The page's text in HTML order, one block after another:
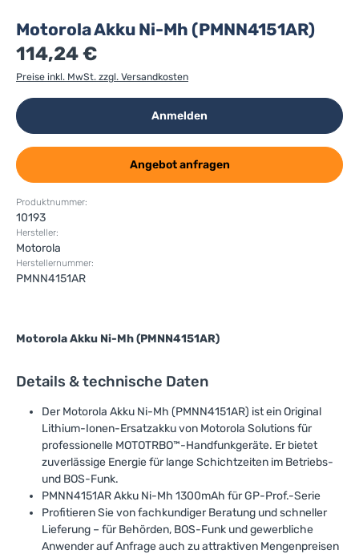
Motorola Akku Ni-Mh (PMNN4151AR)
114,24 €
Preise inkl. MwSt. zzgl. Versandkosten
Anmelden
Angebot anfragen
Produktnummer:
10193
Hersteller:
Motorola
Herstellernummer:
PMNN4151AR
Motorola Akku Ni-Mh (PMNN4151AR)
Details & technische Daten
Der Motorola Akku Ni-Mh (PMNN4151AR) ist ein Original
Lithium-Ionen-Ersatzakku von Motorola Solutions für
professionelle MOTOTRBO™-Handfunkgeräte. Er bietet
zuverlässige Energie für lange Schichtzeiten im Betriebs-
und BOS-Funk.
PMNN4151AR Akku Ni-Mh 1300mAh für GP-Prof.-Serie
Profitieren Sie von fachkundiger Beratung und schneller
Lieferung – für Behörden, BOS-Funk und gewerbliche
Anwender auf Anfrage auch zu attraktiven Mengenpreisen